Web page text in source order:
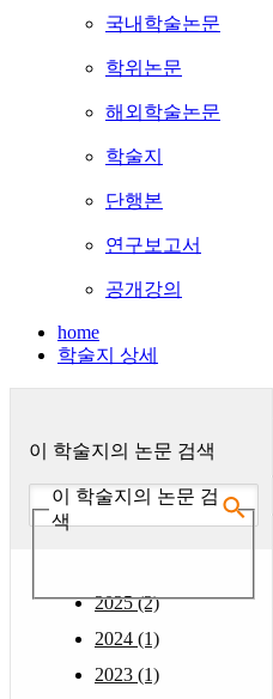
국내학술논문
학위논문
해외학술논문
학술지
단행본
연구보고서
공개강의
home
학술지 상세
이 학술지의 논문 검색
이 학술지의 논문 검
색
2025 (2)
2024 (1)
2023 (1)